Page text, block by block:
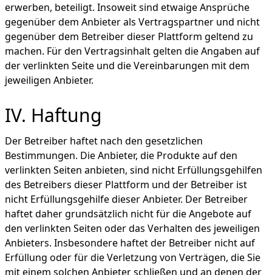
erwerben, beteiligt. Insoweit sind etwaige Ansprüche
gegenüber dem Anbieter als Vertragspartner und nicht
gegenüber dem Betreiber dieser Plattform geltend zu
machen. Für den Vertragsinhalt gelten die Angaben auf
der verlinkten Seite und die Vereinbarungen mit dem
jeweiligen Anbieter.
IV. Haftung
Der Betreiber haftet nach den gesetzlichen
Bestimmungen. Die Anbieter, die Produkte auf den
verlinkten Seiten anbieten, sind nicht Erfüllungsgehilfen
des Betreibers dieser Plattform und der Betreiber ist
nicht Erfüllungsgehilfe dieser Anbieter. Der Betreiber
haftet daher grundsätzlich nicht für die Angebote auf
den verlinkten Seiten oder das Verhalten des jeweiligen
Anbieters. Insbesondere haftet der Betreiber nicht auf
Erfüllung oder für die Verletzung von Verträgen, die Sie
mit einem solchen Anbieter schließen und an denen der